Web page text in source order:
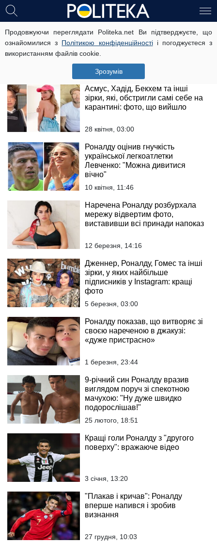
Продовжуючи переглядати Politeka.net Ви підтверджуєте, що
ознайомилися з Політикою конфіденційностіі погоджуєтеся з
використанням файлів cookie.
Зрозумів
Наречена Роналду показала, на
що клюнув легендарний
футболіст: "Вражає!"
3 травня, 14:59
Асмус, Хадід, Бекхем та інші
зірки, які, обстригли самі себе на
карантині: фото, що вийшло
28 квітня, 03:00
Роналду оцінив гнучкість
української легкоатлетки
Левченко: "Можна дивитися
вічно"
10 квітня, 11:46
Наречена Роналду розбурхала
мережу відвертим фото,
виставивши всі принади напоказ
12 березня, 14:16
Дженнер, Роналду, Гомес та інші
зірки, у яких найбільше
підписників у Instagram: кращі
фото
5 березня, 03:00
Роналду показав, що витворяє зі
своєю нареченою в джакузі:
«дуже пристрасно»
1 березня, 23:44
9-річний син Роналду вразив
виглядом поруч зі спекотною
мачухою: "Ну дуже швидко
подорослішав!"
25 лютого, 18:51
Кращі голи Роналду з "другого
поверху": вражаюче відео
3 січня, 13:20
"Плакав і кричав": Роналду
вперше напився і зробив
визнання
27 грудня, 10:03